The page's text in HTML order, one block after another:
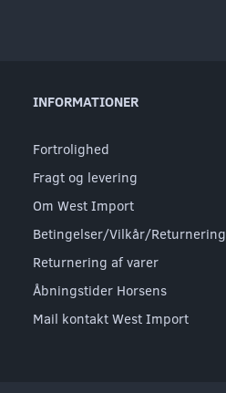
INFORMATIONER
Fortrolighed
Fragt og levering
Om West Import
Betingelser/Vilkår/Returnering
Returnering af varer
Åbningstider Horsens
Mail kontakt West Import